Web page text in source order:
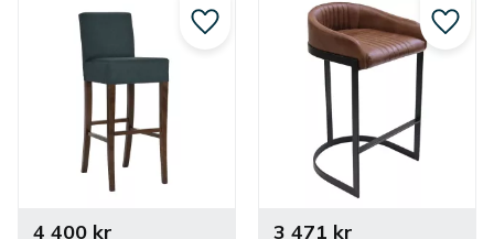
restauranger.
miljöer.
4 400kr
Lägg till i favoriter
3 471 kr
Lägg